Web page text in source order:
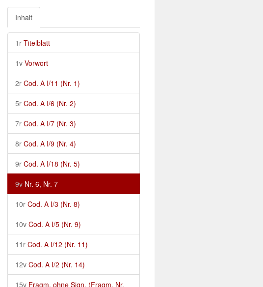
Inhalt
1r Titelblatt
1v Vorwort
2r Cod. A I/11 (Nr. 1)
5r Cod. A I/6 (Nr. 2)
7r Cod. A I/7 (Nr. 3)
8r Cod. A I/9 (Nr. 4)
9r Cod. A I/18 (Nr. 5)
9v Nr. 6, Nr. 7
10r Cod. A I/3 (Nr. 8)
10v Cod. A I/5 (Nr. 9)
11r Cod. A I/12 (Nr. 11)
12v Cod. A I/2 (Nr. 14)
15v Fragm. ohne Sign. (Fragm. Nr.